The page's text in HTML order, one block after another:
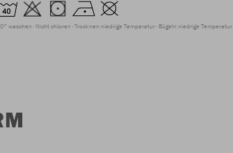
waschen Nicht chloren Trocknen niedrige Temperatur Bügeln niedrige Temperatur